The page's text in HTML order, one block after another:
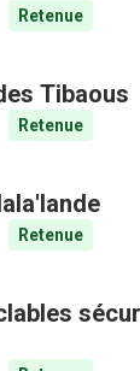
Retenue
Tibaous
Retenue
Retenue